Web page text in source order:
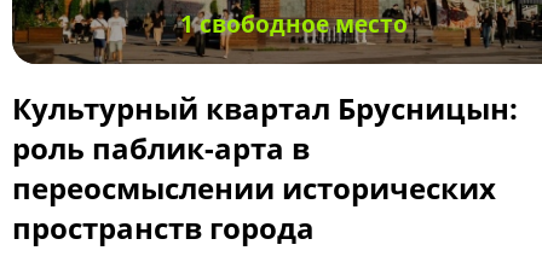
1 свободное место
Культурный квартал Брусницын:
роль паблик-арта в
переосмыслении исторических
пространств города